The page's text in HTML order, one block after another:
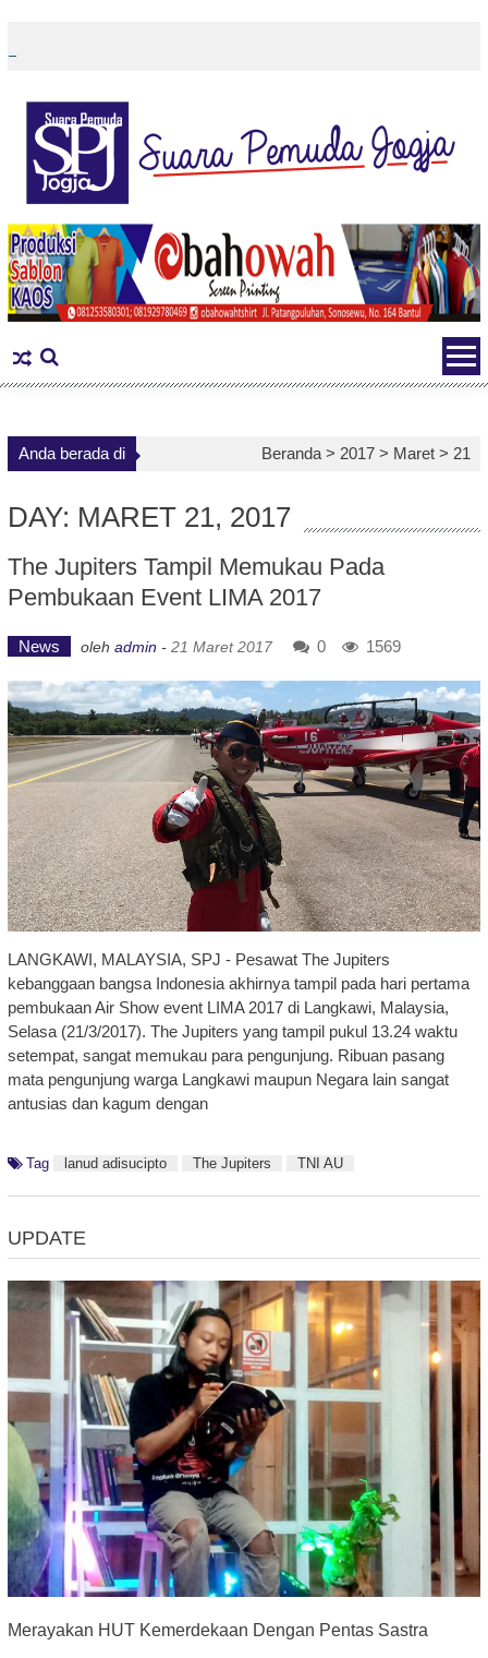
content
Anda berada di Beranda > 2017 > Maret > 21
DAY: MARET 21, 2017
The Jupiters Tampil Memukau Pada
Pembukaan Event LIMA 2017
News oleh admin - 21 Maret 2017 0 1569
LANGKAWI, MALAYSIA, SPJ - Pesawat The Jupiters
kebanggaan bangsa Indonesia akhirnya tampil pada hari pertama
pembukaan Air Show event LIMA 2017 di Langkawi, Malaysia,
Selasa (21/3/2017). The Jupiters yang tampil pukul 13.24 waktu
setempat, sangat memukau para pengunjung. Ribuan pasang
mata pengunjung warga Langkawi maupun Negara lain sangat
antusias dan kagum dengan
Tag lanud adisucipto The Jupiters TNI AU
UPDATE
Merayakan HUT Kemerdekaan Dengan Pentas Sastra